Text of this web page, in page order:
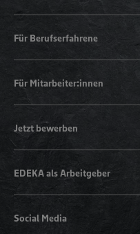
Für Berufserfahrene
Für Mitarbeiter:innen
Jetzt bewerben
EDEKA als Arbeitgeber
Social Media